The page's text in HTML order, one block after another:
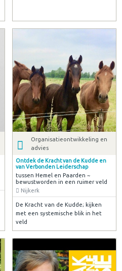
Organisatieontwikkeling en
advies
Ontdek de Kracht van de Kudde en
van Verbonden Leiderschap
tussen Hemel en Paarden ~
bewustworden in een ruimer veld
Nijkerk
De Kracht van de Kudde; kijken
met een systemische blik in het
veld